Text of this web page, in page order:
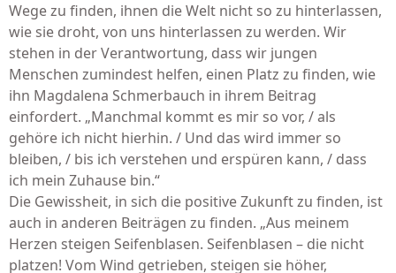
Wege zu finden, ihnen die Welt nicht so zu hinterlassen,
wie sie droht, von uns hinterlassen zu werden. Wir
stehen in der Verantwortung, dass wir jungen
Menschen zumindest helfen, einen Platz zu finden, wie
ihn Magdalena Schmerbauch in ihrem Beitrag
einfordert. „Manchmal kommt es mir so vor, / als
gehöre ich nicht hierhin. / Und das wird immer so
bleiben, / bis ich verstehen und erspüren kann, / dass
ich mein Zuhause bin.“
Die Gewissheit, in sich die positive Zukunft zu finden, ist
auch in anderen Beiträgen zu finden. „Aus meinem
Herzen steigen Seifenblasen. Seifenblasen – die nicht
platzen! Vom Wind getrieben, steigen sie höher,